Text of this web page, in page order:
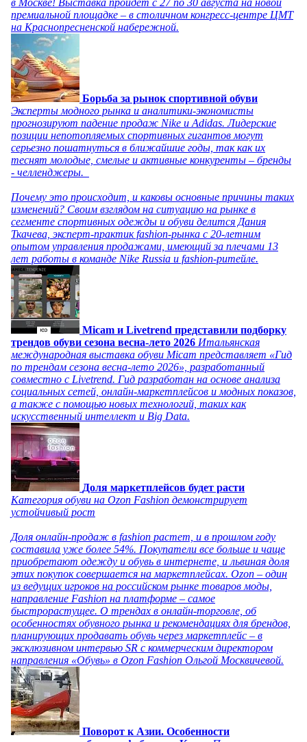
в Москве! Выставка пройдет с 27 по 30 августа на новой
премиальной площадке – в столичном конгресс-центре ЦМТ
на Краснопресненской набережной.
Борьба за рынок спортивной обуви
Эксперты модного рынка и аналитики-экономисты
прогнозируют падение продаж Nike и Adidas. Лидерские
позиции непотопляемых спортивных гигантов могут
серьезно пошатнуться в ближайшие годы, так как их
теснят молодые, смелые и активные конкуренты – бренды
- челленджеры.
Почему это происходит, и каковы основные причины таких
изменений? Своим взглядом на ситуацию на рынке в
сегменте спортивных одежды и обуви делится Дания
Ткачева, эксперт-практик fashion-рынка с 20-летним
опытом управления продажами, имеющий за плечами 13
лет работы в команде Nike Russia и fashion-ритейле.
Micam и Livetrend представили подборку
трендов обуви сезона весна-лето 2026 Итальянская
международная выставка обуви Micam представляет «Гид
по трендам сезона весна-лето 2026», разработанный
совместно с Livetrend. Гид разработан на основе анализа
социальных сетей, онлайн-маркетплейсов и модных показов,
а также с помощью новых технологий, таких как
искусственный интеллект и Big Data.
Доля маркетплейсов будет расти
Категория обуви на Ozon Fashion демонстрирует
устойчивый рост
Доля онлайн-продаж в fashion растет, и в прошлом году
составила уже более 54%. Покупатели все больше и чаще
приобретают одежду и обувь в интернете, и львиная доля
этих покупок совершается на маркетплейсах. Ozon – один
из ведущих игроков на российском рынке товаров моды,
направление Fashion на платформе – самое
быстрорастущее. О трендах в онлайн-торговле, об
особенностях обувного рынка и рекомендациях для брендов,
планирующих продавать обувь через маркетплейс – в
эксклюзивном интервью SR с коммерческим директором
направления «Обувь» в Ozon Fashion Ольгой Москвичевой.
Поворот к Азии. Особенности